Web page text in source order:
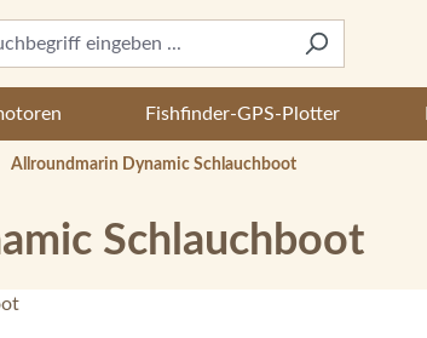
Fishfinder-GPS-Plotter
Allroundmarin Dynamic Schlauchboot
Schlauchboot